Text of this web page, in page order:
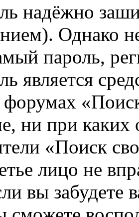
надёжно
Однако
пароль,
является
форумах
ни при каких
«Поиск
лицо не
вы